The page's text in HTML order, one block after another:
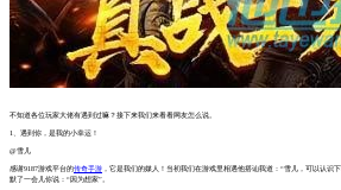
不知道各位玩家大佬有遇到过嘛？接下来我们来看看网友怎么说。
1、遇到你，是我的小幸运！
@雪儿
感谢9187游戏平台的传奇手游 ，它是我们的媒人！当初我们在游戏里相遇他搭讪我道：“雪儿，可以认识
默了一会儿你说：“因为想家”。